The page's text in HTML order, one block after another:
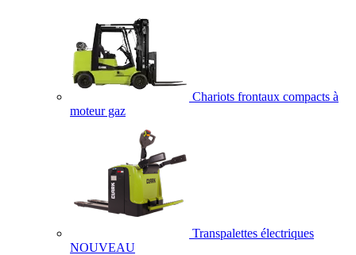
Chariots frontaux compacts à
moteur gaz
Transpalettes électriques
NOUVEAU